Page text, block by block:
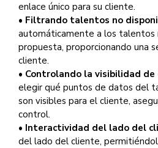
enlace único para su cliente.
• Filtrando talentos no
automáticamente a los talentos
propuesta, proporcionando una
cliente.
• Controlando la visibilidad de
elegir qué puntos de datos del
son visibles para el cliente,
control.
• Interactividad del lado del
del lado del cliente,